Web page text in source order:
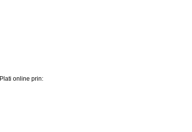
Plati online prin: